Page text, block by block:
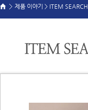
제품 이야기 > ITEM SEARCH